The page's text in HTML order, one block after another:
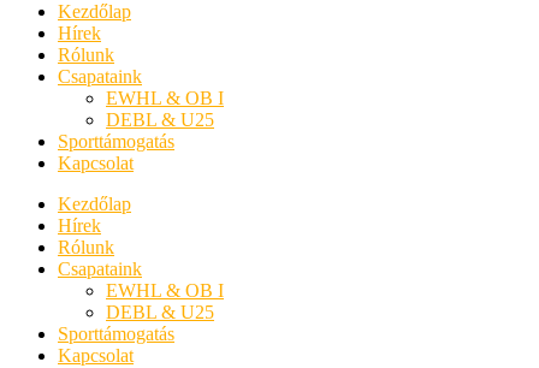
Kezdőlap
Hírek
Rólunk
Csapataink
EWHL & OB I
DEBL & U25
Sporttámogatás
Kapcsolat
Kezdőlap
Hírek
Rólunk
Csapataink
EWHL & OB I
DEBL & U25
Sporttámogatás
Kapcsolat